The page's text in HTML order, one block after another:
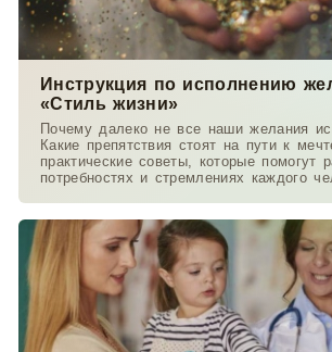
Инструкция по исполнению
«Стиль жизни»
Почему далеко не все наши желания
Какие препятствия стоят на пути к
практические советы, которые помогут
потребностях и стремлениях каждого